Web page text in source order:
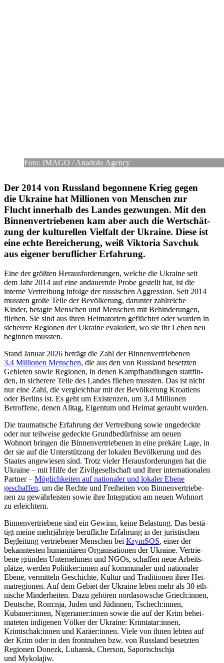
Foto: IMAGO /​ Anadolu Agency
Der 2014 von Russ­land begon­nene Krieg gegen
die Ukraine hat Mil­lio­nen von Men­schen zur
Flucht inner­halb des Landes gezwun­gen. Mit den
Bin­nen­ver­trie­be­nen kam aber auch die Wert­schät­
zung der kul­tu­rel­len Viel­falt der Ukraine. Diese ist
eine echte Berei­che­rung, weiß Vik­to­ria Savchuk
aus eigener beruf­li­cher Erfahrung.
Eine der größten Her­aus­for­de­run­gen, welche die Ukraine seit
dem Jahr 2014 auf eine andau­ernde Probe gestellt hat, ist die
interne Ver­trei­bung infolge der rus­si­schen Aggres­sion. Seit 2014
mussten große Teile der Bevöl­ke­rung, dar­un­ter zahl­rei­che
Kinder, betagte Men­schen und Men­schen mit Behin­de­run­gen,
fliehen. Sie sind aus ihren Hei­mat­or­ten geflüch­tet oder wurden in
siche­rere Regio­nen der Ukraine eva­ku­iert, wo sie ihr Leben neu
begin­nen mussten.
Stand Januar 2026 beträgt die Zahl der Bin­nen­ver­trie­be­nen
3,4 Mil­lio­nen Men­schen, die aus den von Russ­land besetz­ten
Gebie­ten sowie Regio­nen, in denen Kampf­hand­lun­gen statt­fin­
den, in siche­rere Teile des Landes fliehen mussten. Das ist nicht
nur eine Zahl, die ver­gleich­bar mit der Bevöl­ke­rung Kroa­ti­ens
oder Berlins ist. Es geht um Exis­ten­zen, um 3,4 Mil­lio­nen
Betrof­fene, denen Alltag, Eigen­tum und Heimat geraubt wurden.
Die trau­ma­ti­sche Erfah­rung der Ver­trei­bung sowie unge­deckte
oder nur teil­weise gedeckte Grund­be­dürf­nisse am neuen
Wohnort bringen die Bin­nen­ver­trie­be­nen in eine prekäre Lage, in
der sie auf die Unter­stüt­zung der lokalen Bevöl­ke­rung und des
Staates ange­wie­sen sind. Trotz vieler Her­aus­for­de­run­gen hat die
Ukraine – mit Hilfe der Zivil­ge­sell­schaft und ihrer inter­na­tio­na­len
Partner – Mög­lich­kei­ten auf natio­na­ler und lokaler Ebene
geschaf­fen, um die Rechte und Frei­hei­ten von Bin­nen­ver­trie­be­
nen zu gewähr­leis­ten sowie ihre Inte­gra­tion am neuen Wohnort
zu erleichtern.
Bin­nen­ver­trie­bene sind ein Gewinn, keine Belas­tung. Das bestä­
tigt meine mehr­jäh­rige beruf­li­che Erfah­rung in der juris­ti­schen
Beglei­tung ver­trie­be­ner Men­schen bei KrymSOS, einer der
bekann­tes­ten huma­ni­tä­ren Orga­ni­sa­tio­nen der Ukraine. Ver­trie­
bene gründen Unter­neh­men und NGOs, schaf­fen neue Arbeits­
plätze, werden Politiker:innen auf kom­mu­na­ler und natio­na­ler
Ebene, ver­mit­teln Geschichte, Kultur und Tra­di­tio­nen ihrer Hei­
mat­re­gio­nen. Auf dem Gebiet der Ukraine leben mehr als 30 eth­
ni­sche Min­der­hei­ten. Dazu gehören nord­a­sow­sche Griech:innen,
Deut­sche, Rom:nja, Juden und Jüdin­nen, Tschech:innen,
Kubaner:innen, Nigerianer:innen sowie die auf der Krim behei­
ma­te­ten indi­ge­nen Völker der Ukraine: Krimtatar:innen,
Krimtschak:innen und Karäer:innen. Viele von ihnen lebten auf
der Krim oder in den front­na­hen bzw. von Russ­land besetz­ten
Regio­nen Donezk, Luhansk, Cherson, Sapo­rischschja
und Mykolajiw.